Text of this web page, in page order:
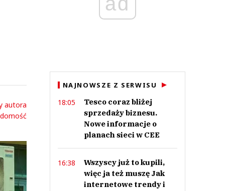
autora
NAJNOWSZE Z SERWISU
18:05
Tesco coraz bliżej
sprzedaży biznesu.
Nowe informacje o
planach sieci w CEE
16:38
Wszyscy już to kupili,
więc ja też muszę Jak
internetowe trendy i